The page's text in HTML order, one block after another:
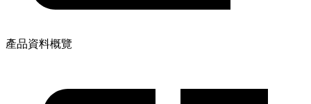
產品資料概覽